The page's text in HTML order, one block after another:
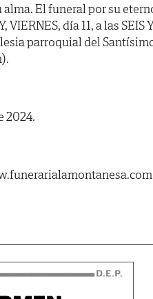
El funeral por su
VIERNES, día 11, a las SEIS
parroquial del
2024.